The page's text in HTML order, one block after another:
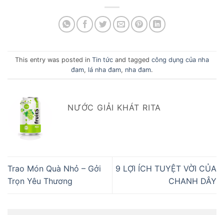
This entry was posted in Tin tức and tagged công dụng của nha
đam, lá nha đam, nha đam.
NƯỚC GIẢI KHÁT RITA
Trao Món Quà Nhỏ – Gởi
Trọn Yêu Thương
9 LỢI ÍCH TUYỆT VỜI CỦA
CHANH DÂY